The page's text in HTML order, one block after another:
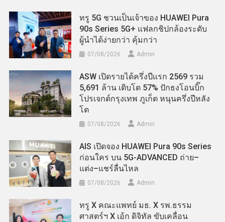
ทรู 5G ชวนเป็นเจ้าของ HUAWEI Pura
90s Series 5G+ แฟลกชิปกล้องระดับ
ผู้นำได้ง่ายกว่า คุ้มกว่า
07/08/2026 Admin
ASW เปิดรายได้ครึ่งปีแรก 2569 รวม
5,691 ล้าน เติบโต 57% ปักธงโอนบิ๊ก
โปรเจกต์กรุงเทพ ภูเก็ต หนุนครึ่งปีหลัง
โต
07/08/2026 Admin
AIS เปิดจอง HUAWEI Pura 90s Series
ก่อนใคร บน 5G-ADVANCED ถ่าย–
แต่ง–แชร์ลื่นไหล
07/08/2026 Admin
ทรู X คณะแพทย์ มธ. X รพ.ธรรม
ศาสตร์ฯ X เอ้ก ดิจิทัล ขับเคลื่อน